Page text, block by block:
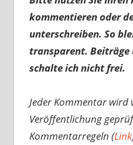
kommentieren oder
unterschreiben. So
transparent. Beiträge
schalte ich nicht frei.
Jeder Kommentar wird
Veröffentlichung
Kommentarregeln (Link